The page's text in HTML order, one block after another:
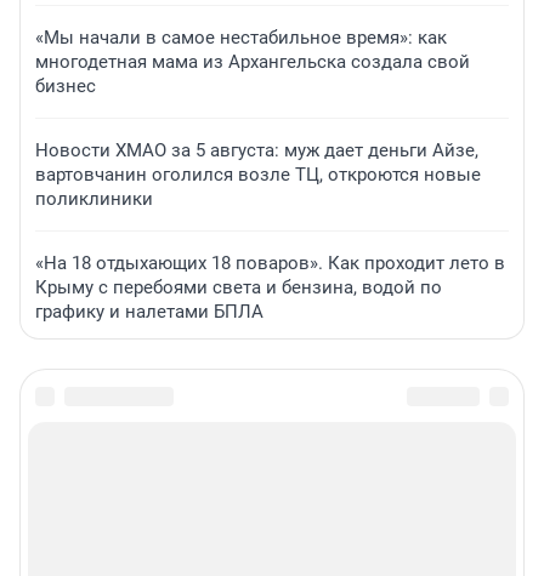
«Мы начали в самое нестабильное время»: как
многодетная мама из Архангельска создала свой
бизнес
Новости ХМАО за 5 августа: муж дает деньги Айзе,
вартовчанин оголился возле ТЦ, откроются новые
поликлиники
«На 18 отдыхающих 18 поваров». Как проходит лето в
Крыму с перебоями света и бензина, водой по
графику и налетами БПЛА